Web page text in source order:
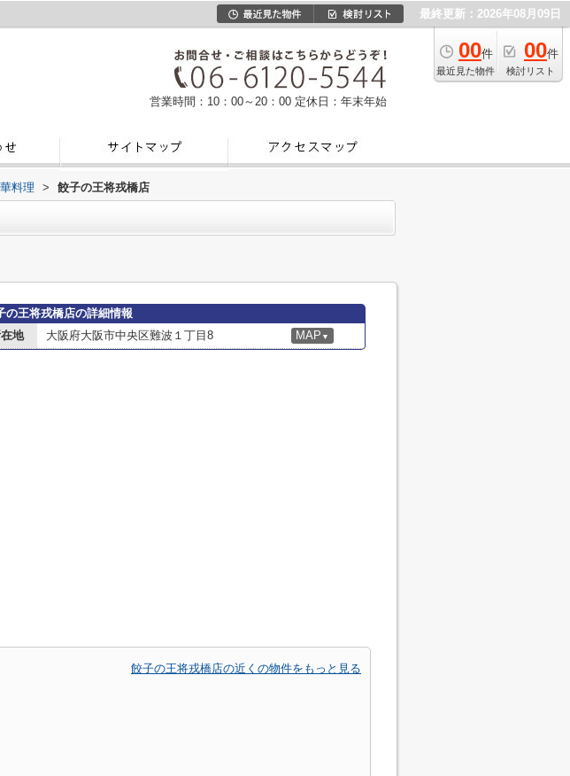
最終更新：2026年08月09日
00件
最近見た物件
00件
検討リスト
営業時間：10：00～20：00 定休日：年末年始
料理 > 餃子の王将戎橋店
の王将戎橋店の詳細情報
地
大阪府大阪市中央区難波１丁目8 MAP ▼
餃子の王将戎橋店の近くの物件をもっと見る